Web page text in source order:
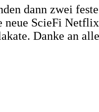
dann zwei
neue ScieFi
Danke an